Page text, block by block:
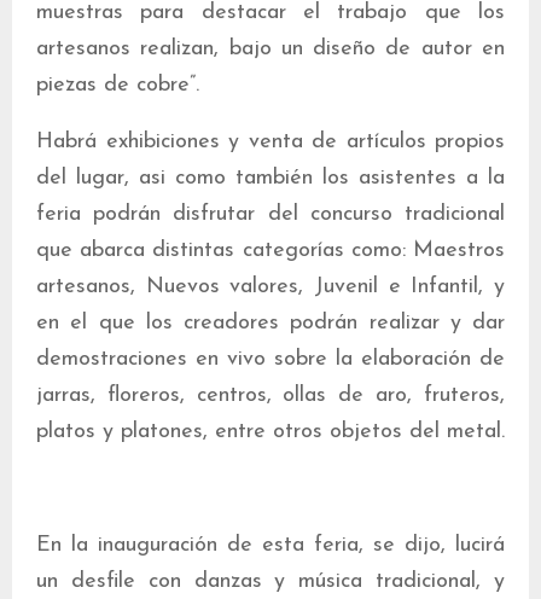
muestras para destacar el trabajo que los
artesanos realizan, bajo un diseño de autor en
piezas de cobre”.
Habrá exhibiciones y venta de artículos propios
del lugar, asi como también los asistentes a la
feria podrán disfrutar del concurso tradicional
que abarca distintas categorías como: Maestros
artesanos, Nuevos valores, Juvenil e Infantil, y
en el que los creadores podrán realizar y dar
demostraciones en vivo sobre la elaboración de
jarras, floreros, centros, ollas de aro, fruteros,
platos y platones, entre otros objetos del metal.
En la inauguración de esta feria, se dijo, lucirá
un desfile con danzas y música tradicional, y